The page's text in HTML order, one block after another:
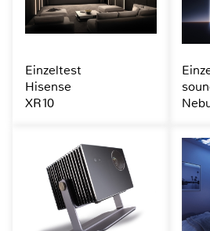
Einzeltest
Hisense
XR10